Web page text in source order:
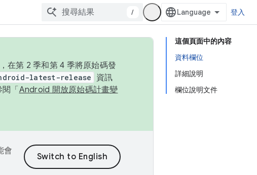
/ 登入
這個頁面中的內容
資料欄位
詳細說明
欄位說明文件
在第 2 季和第 4 季將原始碼發
latest-release
資訊
「 Android 開放原始碼計畫變
會